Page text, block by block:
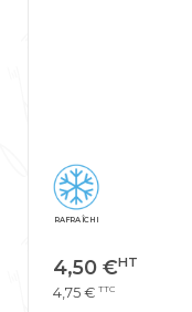
RAFRAÎCHI
4,50 €HT
4,75 € TTC